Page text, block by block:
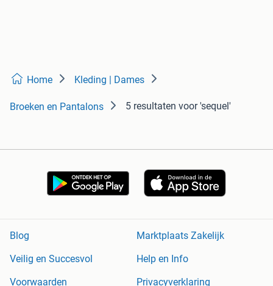
Home Kleding | Dames
Broeken en Pantalons 5 resultaten voor 'sequel'
Blog
Marktplaats Zakelijk
Veilig en Succesvol
Help en Info
Voorwaarden
Privacyverklaring